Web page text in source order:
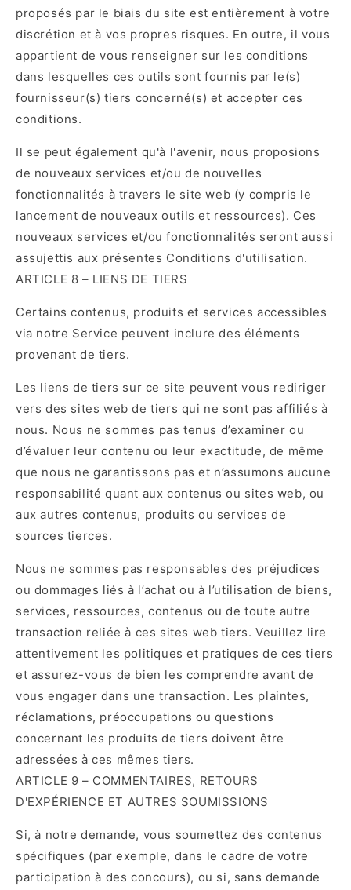
proposés par le biais du site est entièrement à votre
discrétion et à vos propres risques. En outre, il vous
appartient de vous renseigner sur les conditions
dans lesquelles ces outils sont fournis par le(s)
fournisseur(s) tiers concerné(s) et accepter ces
conditions.
Il se peut également qu'à l'avenir, nous proposions
de nouveaux services et/ou de nouvelles
fonctionnalités à travers le site web (y compris le
lancement de nouveaux outils et ressources). Ces
nouveaux services et/ou fonctionnalités seront aussi
assujettis aux présentes Conditions d'utilisation.
ARTICLE 8 – LIENS DE TIERS
Certains contenus, produits et services accessibles
via notre Service peuvent inclure des éléments
provenant de tiers.
Les liens de tiers sur ce site peuvent vous rediriger
vers des sites web de tiers qui ne sont pas affiliés à
nous. Nous ne sommes pas tenus d’examiner ou
d’évaluer leur contenu ou leur exactitude, de même
que nous ne garantissons pas et n’assumons aucune
responsabilité quant aux contenus ou sites web, ou
aux autres contenus, produits ou services de
sources tierces.
Nous ne sommes pas responsables des préjudices
ou dommages liés à l’achat ou à l’utilisation de biens,
services, ressources, contenus ou de toute autre
transaction reliée à ces sites web tiers. Veuillez lire
attentivement les politiques et pratiques de ces tiers
et assurez-vous de bien les comprendre avant de
vous engager dans une transaction. Les plaintes,
réclamations, préoccupations ou questions
concernant les produits de tiers doivent être
adressées à ces mêmes tiers.
ARTICLE 9 – COMMENTAIRES, RETOURS
D'EXPÉRIENCE ET AUTRES SOUMISSIONS
Si, à notre demande, vous soumettez des contenus
spécifiques (par exemple, dans le cadre de votre
participation à des concours), ou si, sans demande